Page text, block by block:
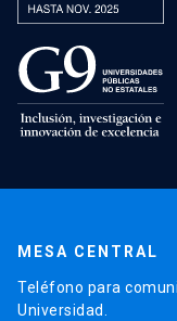
MESA CENTRAL
Teléfono para
Universidad.